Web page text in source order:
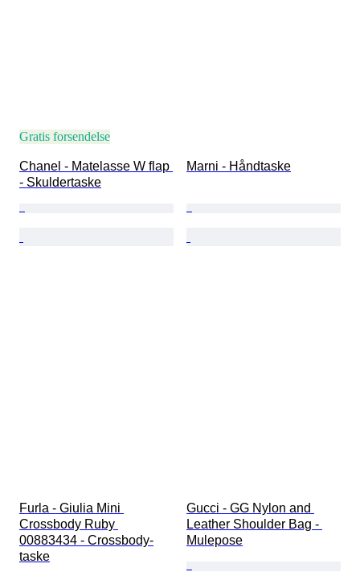
Gratis forsendelse
Chanel - Matelasse W flap
- Skuldertaske
Marni - Håndtaske
Furla - Giulia Mini
Crossbody Ruby
00883434 - Crossbody-
taske
Gucci - GG Nylon and
Leather Shoulder Bag -
Mulepose